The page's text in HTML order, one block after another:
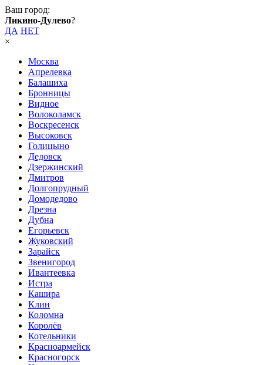
Ваш город:
Ликино-Дулево?
ДА НЕТ
×
Москва
Апрелевка
Балашиха
Бронницы
Видное
Волоколамск
Воскресенск
Высоковск
Голицыно
Дедовск
Дзержинский
Дмитров
Долгопрудный
Домодедово
Дрезна
Дубна
Егорьевск
Жуковский
Зарайск
Звенигород
Ивантеевка
Истра
Кашира
Клин
Коломна
Королёв
Котельники
Красноармейск
Красногорск